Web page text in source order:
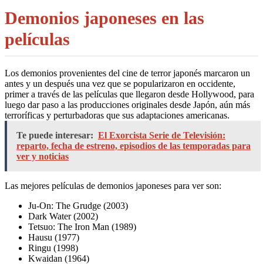
Demonios japoneses en las
películas
Los demonios provenientes del cine de terror japonés marcaron un
antes y un después una vez que se popularizaron en occidente,
primer a través de las películas que llegaron desde Hollywood, para
luego dar paso a las producciones originales desde Japón, aún más
terroríficas y perturbadoras que sus adaptaciones americanas.
Te puede interesar: El Exorcista Serie de Televisión:
reparto, fecha de estreno, episodios de las temporadas para
ver y noticias
Las mejores películas de demonios japoneses para ver son:
Ju-On: The Grudge (2003)
Dark Water (2002)
Tetsuo: The Iron Man (1989)
Hausu (1977)
Ringu (1998)
Kwaidan (1964)